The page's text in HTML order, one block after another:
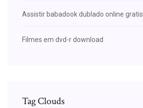
Assistir babadook dublado online gratis
Filmes em dvd-r download
Tag Clouds